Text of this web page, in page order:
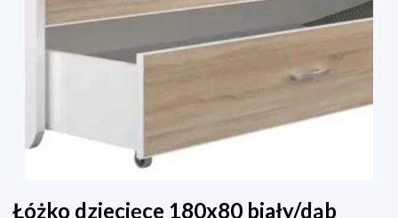
Łóżko dziecięce 180x80 biały/dąb